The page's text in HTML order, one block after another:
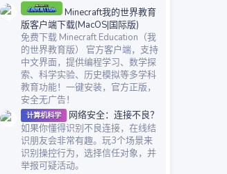
Minecraft我的世界教育
版客户端下载(MacOS|国际版)
免费下载 Minecraft Education（我
的世界教育版） 官方客户端，支持
中文界面，提供编程学习、数学探
索、科学实验、历史模拟等多学科
教育功能！一键安装，官方正版，
安全无广告！
计算机科学
网络安全：连接不良？
如果你懂得识别不良连接，在线结
识朋友会非常有趣。玩3个场景来
识别操控行为，选择信任对象，并
举报可疑活动。